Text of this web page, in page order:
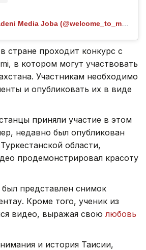
Публикация от Mädeni Media Joba (@welcome_to_martuk)
стране проходит конкурс с
в котором могут участвовать
Участникам необходимо
и опубликовать их в виде
приняли участие в этом
недавно был опубликован
области,
продемонстрировал красоту
представлен снимок
Кроме того, ученик из
видео, выражая своюлюбовь
и история Таисии,